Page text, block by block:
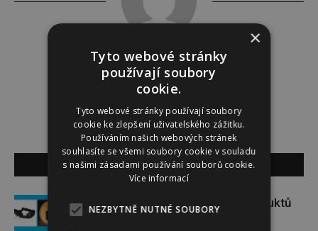
Lucie Šáleová
SOUVISEJÍCÍ ČLÁNKY
Soutěž o set praktických produktů
×
Tyto webové stránky
používají soubory
cookie.
Tyto webové stránky používají soubory
cookie ke zlepšení uživatelského zážitku.
Používáním našich webových stránek
souhlasíte se všemi soubory cookie v souladu
s našimi zásadami používání souborů cookie.
Více informací
NEZBYTNĚ NUTNÉ SOUBORY